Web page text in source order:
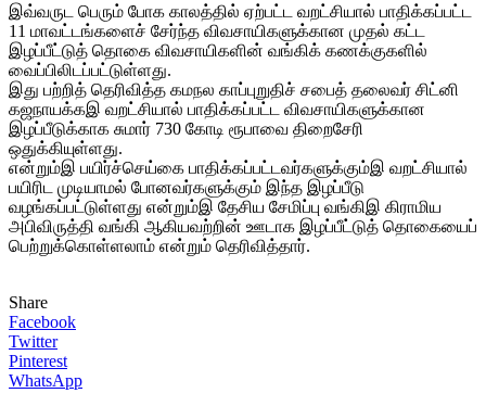
இவ்வருட பெரும் போக காலத்தில் ஏற்பட்ட வறட்சியால் பாதிக்கப்பட்ட
11 மாவட்டங்களைச் சேர்ந்த விவசாயிகளுக்கான முதல் கட்ட
இழப்பீட்டுத் தொகை விவசாயிகளின் வங்கிக் கணக்குகளில்
வைப்பிலிடப்பட்டுள்ளது.
இது பற்றித் தெரிவித்த கமநல காப்புறுதிச் சபைத் தலைவர் சிட்னி
கஜநாயக்கஇ வறட்சியால் பாதிக்கப்பட்ட விவசாயிகளுக்கான
இழப்பீடுக்காக சுமார் 730 கோடி ரூபாவை திறைசேரி
ஒதுக்கியுள்ளது.
என்றும்இ பயிர்ச்செய்கை பாதிக்கப்பட்டவர்களுக்கும்இ வறட்சியால்
பயிரிட முடியாமல் போனவர்களுக்கும் இந்த இழப்பீடு
வழங்கப்பட்டுள்ளது என்றும்இ தேசிய சேமிப்பு வங்கிஇ கிராமிய
அபிவிருத்தி வங்கி ஆகியவற்றின் ஊடாக இழப்பீட்டுத் தொகையைப்
பெற்றுக்கொள்ளலாம் என்றும் தெரிவித்தார்.
Share
Facebook
Twitter
Pinterest
WhatsApp